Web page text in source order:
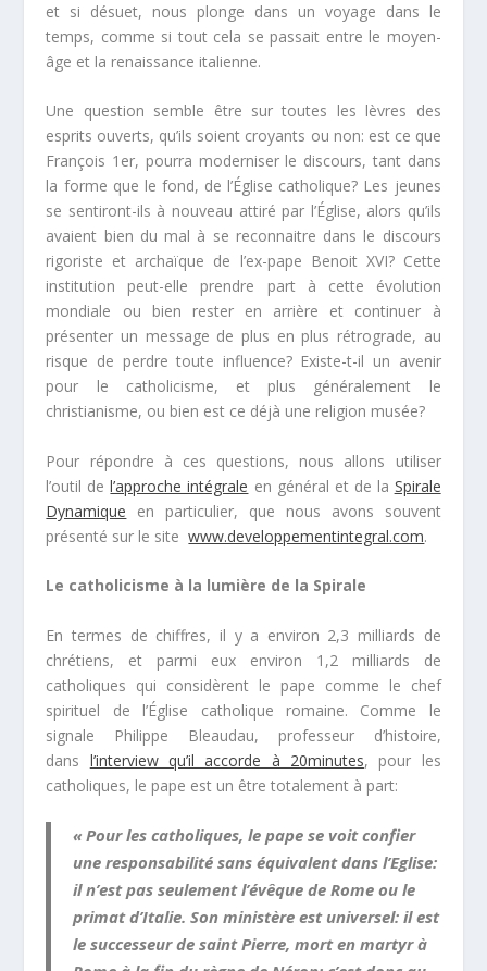
et si désuet, nous plonge dans un voyage dans le
temps, comme si tout cela se passait entre le moyen-
âge et la renaissance italienne.
Une question semble être sur toutes les lèvres des
esprits ouverts, qu’ils soient croyants ou non: est ce que
François 1er, pourra moderniser le discours, tant dans
la forme que le fond, de l’Église catholique? Les jeunes
se sentiront-ils à nouveau attiré par l’Église, alors qu’ils
avaient bien du mal à se reconnaitre dans le discours
rigoriste et archaïque de l’ex-pape Benoit XVI? Cette
institution peut-elle prendre part à cette évolution
mondiale ou bien rester en arrière et continuer à
présenter un message de plus en plus rétrograde, au
risque de perdre toute influence? Existe-t-il un avenir
pour le catholicisme, et plus généralement le
christianisme, ou bien est ce déjà une religion musée?
Pour répondre à ces questions, nous allons utiliser
l’outil del’approche intégrale en général et de la Spirale
Dynamique en particulier, que nous avons souvent
présenté sur le sitewww.developpementintegral.com.
Le catholicisme à la lumière de la Spirale
En termes de chiffres, il y a environ 2,3 milliards de
chrétiens, et parmi eux environ 1,2 milliards de
catholiques qui considèrent le pape comme le chef
spirituel de l’Église catholique romaine. Comme le
signale Philippe Bleaudau, professeur d’histoire,
dans l’interview qu’il accorde à 20minutes, pour les
catholiques, le pape est un être totalement à part:
« Pour les catholiques, le pape se voit confier
une responsabilité sans équivalent dans l’Eglise:
il n’est pas seulement l’évêque de Rome ou le
primat d’Italie. Son ministère est universel: il est
le successeur de saint Pierre, mort en martyr à